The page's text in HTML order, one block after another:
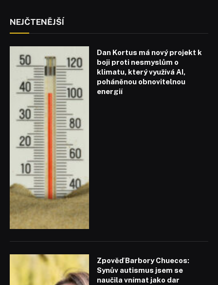
NEJČTENĚJŠÍ
Dan Kortus má nový projekt k
boji proti nesmyslům o
klimatu, který využívá AI,
poháněnou obnovitelnou
energií
Zpověď Barbory Chuecos:
Synův autismus jsem se
naučila vnímat jako dar